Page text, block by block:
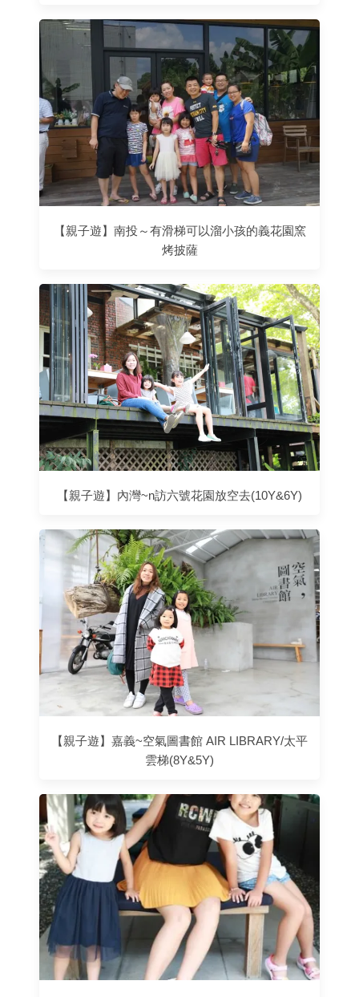
【親子遊】南投～有滑梯可以溜小孩的義花園窯
烤披薩
【親子遊】內灣~n訪六號花園放空去(10Y&6Y)
【親子遊】嘉義~空氣圖書館 AIR LIBRARY/太平
雲梯(8Y&5Y)